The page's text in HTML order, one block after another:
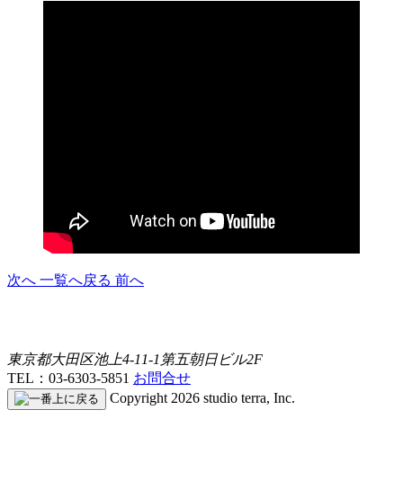
次へ 一覧へ戻る 前へ
東京都大田区池上4-11-1第五朝日ビル2F
TEL：03-6303-5851 お問合せ
Copyright 2026 studio terra, Inc.